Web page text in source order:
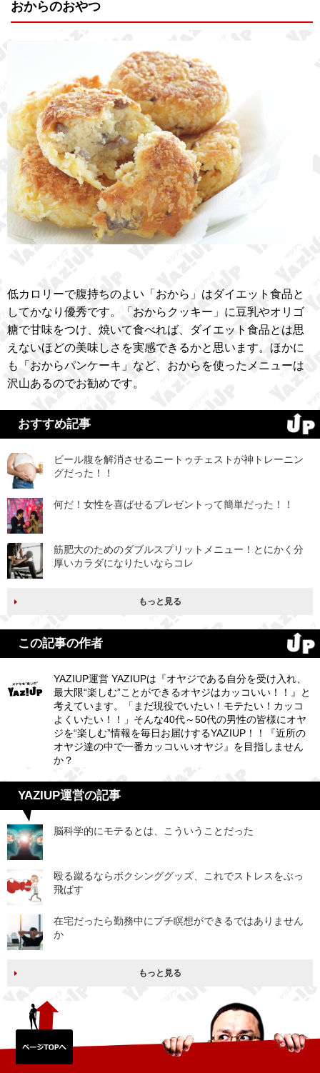
おからのおやつ
低カロリーで腹持ちのよい「おから」はダイエット食品と
してかなり優秀です。「おからクッキー」に豆乳やオリゴ
糖で甘味をつけ、焼いて食べれば、ダイエット食品とは思
えないほどの美味しさを実感できるかと思います。ほかに
も「おからパンケーキ」など、おからを使ったメニューは
沢山あるのでお勧めです。
おすすめ記事
ビール腹を解消させるニートゥチェストが神トレーニン
グだった！！
何だ！女性を喜ばせるプレゼントって簡単だった！！
筋肥大のためのダブルスプリットメニュー！とにかく分
厚いカラダになりたいならコレ
もっと見る
この記事の作者
YAZIUP運営 YAZIUPは『オヤジである自分を受け入れ、
最大限“楽しむ”ことができるオヤジはカッコいい！！』と
考えています。「まだ現役でいたい！モテたい！カッコ
よくいたい！！」そんな40代～50代の男性の皆様にオヤ
ジを“楽しむ”情報を毎日お届けするYAZIUP！！『近所の
オヤジ達の中で一番カッコいいオヤジ』を目指しません
か？
YAZIUP運営の記事
脳科学的にモテるとは、こういうことだった
殴る蹴るならボクシンググッズ、これでストレスをぶっ
飛ばす
在宅だったら勤務中にプチ瞑想ができるではありません
か
もっと見る